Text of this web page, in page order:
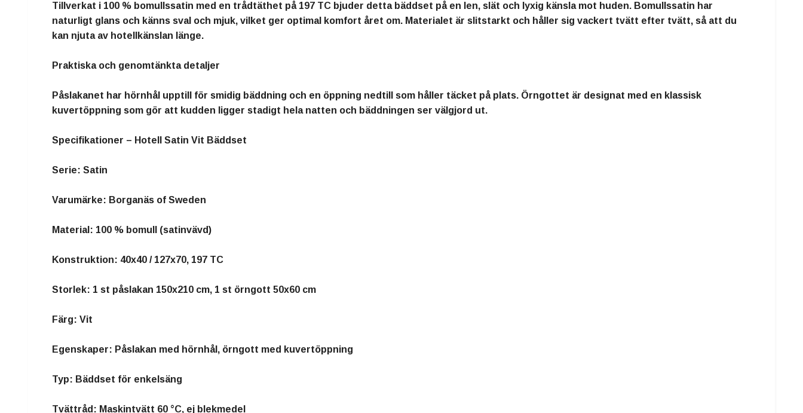
Tillverkat i 100 % bomullssatin med en trådtäthet på 197 TC bjuder detta bäddset på en len, slät och lyxig känsla mot huden. Bomullssatin har
naturligt glans och känns sval och mjuk, vilket ger optimal komfort året om. Materialet är slitstarkt och håller sig vackert tvätt efter tvätt, så att du
kan njuta av hotellkänslan länge.
Praktiska och genomtänkta detaljer
Påslakanet har hörnhål upptill för smidig bäddning och en öppning nedtill som håller täcket på plats. Örngottet är designat med en klassisk
kuvertöppning som gör att kudden ligger stadigt hela natten och bäddningen ser välgjord ut.
Specifikationer – Hotell Satin Vit Bäddset
Serie: Satin
Varumärke: Borganäs of Sweden
Material: 100 % bomull (satinvävd)
Konstruktion: 40x40 / 127x70, 197 TC
Storlek: 1 st påslakan 150x210 cm, 1 st örngott 50x60 cm
Färg: Vit
Egenskaper: Påslakan med hörnhål, örngott med kuvertöppning
Typ: Bäddset för enkelsäng
Tvättråd: Maskintvätt 60 °C, ej blekmedel